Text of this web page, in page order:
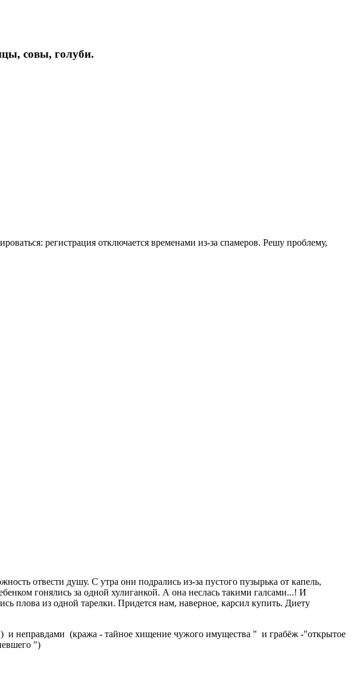
совы, голуби.
регистрация отключается временами из-за спамеров. Решу проблему,
отвести душу. С утра они подрались из-за пустого пузырька от капель,
гонялись за одной хулиганкой. А она неслась такими галсами...! И
плова из одной тарелки. Придется нам, наверное, карсил купить. Диету
неправдами (кража - тайное хищение чужого имущества " и грабёж -"открытое
")